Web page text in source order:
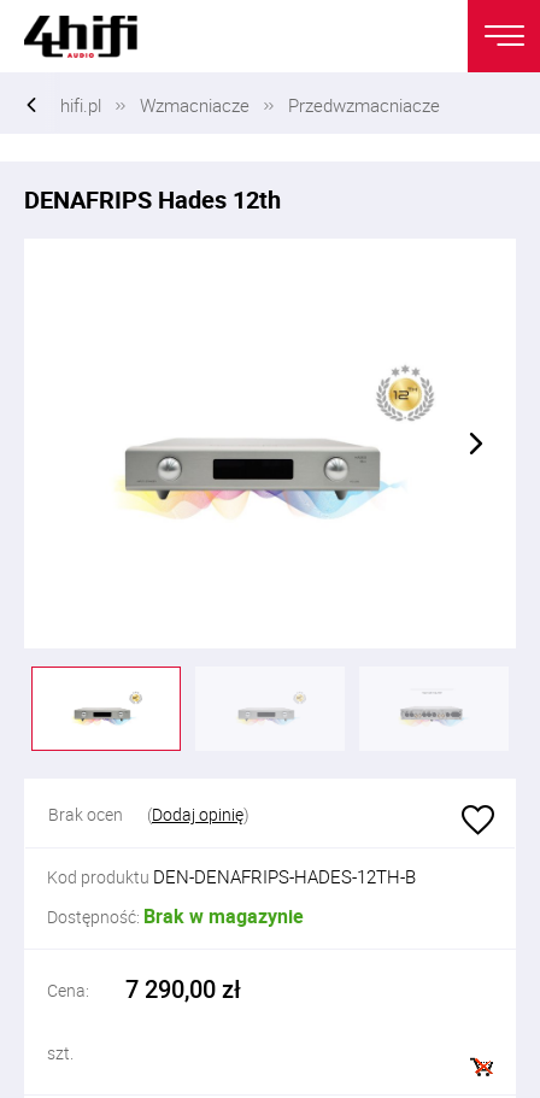
hifi.pl Wzmacniacze Przedwzmacniacze
DENAFRIPS Hades 12th
Brak ocen (Dodaj opinię)
Kod produktu DEN-DENAFRIPS-HADES-12TH-B
Dostępność: Brak w magazynie
Cena: 7 290,00 zł
szt.